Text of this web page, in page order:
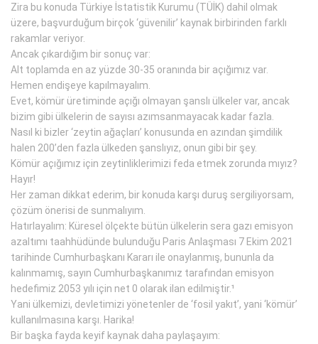
Zira bu konuda Türkiye İstatistik Kurumu (TÜİK) dahil olmak
üzere, başvurduğum birçok ‘güvenilir’ kaynak birbirinden farklı
rakamlar veriyor.
Ancak çıkardığım bir sonuç var:
Alt toplamda en az yüzde 30-35 oranında bir açığımız var.
Hemen endişeye kapılmayalım.
Evet, kömür üretiminde açığı olmayan şanslı ülkeler var, ancak
bizim gibi ülkelerin de sayısı azımsanmayacak kadar fazla.
Nasıl ki bizler ‘zeytin ağaçları’ konusunda en azından şimdilik
halen 200’den fazla ülkeden şanslıyız, onun gibi bir şey.
Kömür açığımız için zeytinliklerimizi feda etmek zorunda mıyız?
Hayır!
Her zaman dikkat ederim, bir konuda karşı duruş sergiliyorsam,
çözüm önerisi de sunmalıyım.
Hatırlayalım: Küresel ölçekte bütün ülkelerin sera gazı emisyon
azaltımı taahhüdünde bulunduğu Paris Anlaşması 7 Ekim 2021
tarihinde Cumhurbaşkanı Kararı ile onaylanmış, bununla da
kalınmamış, sayın Cumhurbaşkanımız tarafından emisyon
hedefimiz 2053 yılı için net 0 olarak ilan edilmiştir.¹
Yani ülkemizi, devletimizi yönetenler de ‘fosil yakıt’, yani ‘kömür’
kullanılmasına karşı. Harika!
Bir başka fayda keyif kaynak daha paylaşayım: